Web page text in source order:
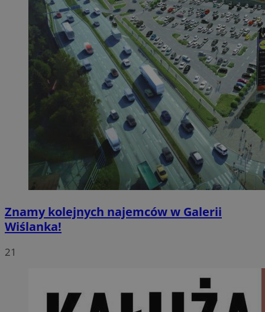
Znamy kolejnych najemców w Galerii
Wiślanka!
21